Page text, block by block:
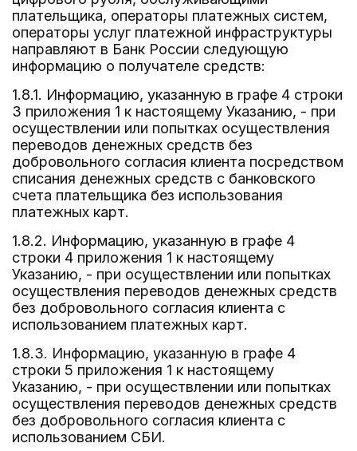
плательщика, операторы платежных систем,
операторы услуг платежной инфраструктуры
направляют в Банк России следующую
информацию о получателе средств:
1.8.1. Информацию, указанную в графе 4 строки
3 приложения 1 к настоящему Указанию, - при
осуществлении или попытках осуществления
переводов денежных средств без
добровольного согласия клиента посредством
списания денежных средств с банковского
счета плательщика без использования
платежных карт.
1.8.2. Информацию, указанную в графе 4
строки 4 приложения 1 к настоящему
Указанию, - при осуществлении или попытках
осуществления переводов денежных средств
без добровольного согласия клиента с
использованием платежных карт.
1.8.3. Информацию, указанную в графе 4
строки 5 приложения 1 к настоящему
Указанию, - при осуществлении или попытках
осуществления переводов денежных средств
без добровольного согласия клиента с
использованием СБИ.